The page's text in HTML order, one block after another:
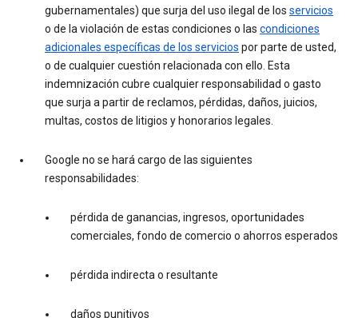
gubernamentales) que surja del uso ilegal de los servicios
o de la violación de estas condiciones o las condiciones
adicionales específicas de los servicios por parte de usted,
o de cualquier cuestión relacionada con ello. Esta
indemnización cubre cualquier responsabilidad o gasto
que surja a partir de reclamos, pérdidas, daños, juicios,
multas, costos de litigios y honorarios legales.
Google no se hará cargo de las siguientes
responsabilidades:
pérdida de ganancias, ingresos, oportunidades
comerciales, fondo de comercio o ahorros esperados
pérdida indirecta o resultante
daños punitivos